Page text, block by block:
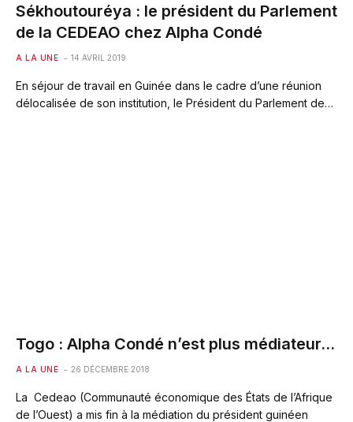
Sékhoutouréya : le président du Parlement
de la CEDEAO chez Alpha Condé
A LA UNE 14 AVRIL 2019
En séjour de travail en Guinée dans le cadre d’une réunion
délocalisée de son institution, le Président du Parlement de…
Togo : Alpha Condé n’est plus médiateur…
A LA UNE 26 DÉCEMBRE 2018
La Cedeao (Communauté économique des États de l’Afrique
de l’Ouest) a mis fin à la médiation du président guinéen